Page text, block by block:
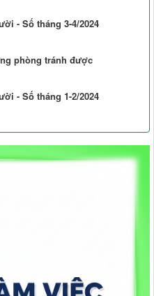
- Số tháng 3-4/2024
phòng tránh được
- Số tháng 1-2/2024